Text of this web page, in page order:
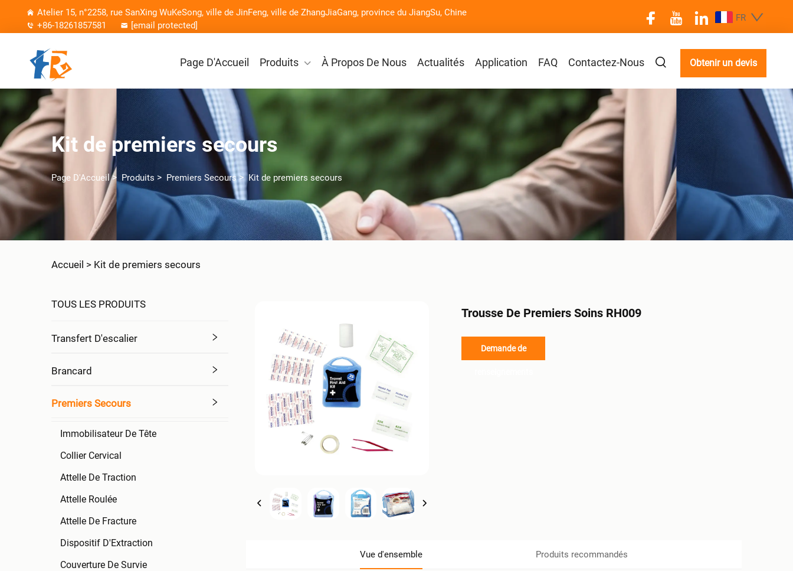
Atelier 15, n°2258, rue SanXing WuKeSong, ville de JinFeng, ville de ZhangJiaGang, province du JiangSu, Chine
+86-18261857581
[email protected]
FR
Page D'Accueil Produits À Propos De Nous Actualités Application FAQ Contactez-Nous Obtenir un devis
Kit de premiers secours
Page D'Accueil> Produits > Premiers Secours>Kit de premiers secours
Accueil > Kit de premiers secours
TOUS LES PRODUITS
Transfert D'escalier
Brancard
Premiers Secours
Immobilisateur De Tête
Collier Cervical
Attelle De Traction
Attelle Roulée
Attelle De Fracture
Dispositif D'Extraction
Couverture De Survie
Trousse De Premiers Soins RH009
Demande de
Vue d'ensemble Produits recommandés